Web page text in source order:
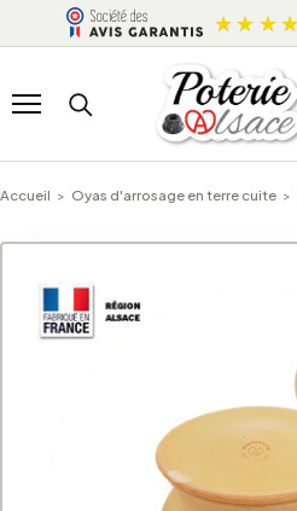
Aller au contenu
Rechercher un produit
Accueil > Oyas d'arrosage en terre cuite >